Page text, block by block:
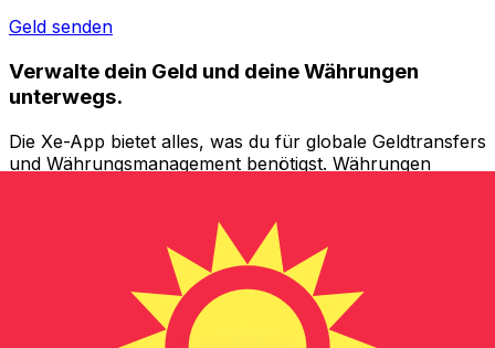
Geld senden
Verwalte dein Geld und deine Währungen
unterwegs.
Die Xe-App bietet alles, was du für globale Geldtransfers
und Währungsmanagement benötigst. Währungen
Gebühren. Heute herunterladen!